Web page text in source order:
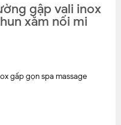
gập vali inox
xăm nối mi
gấp gọn spa massage